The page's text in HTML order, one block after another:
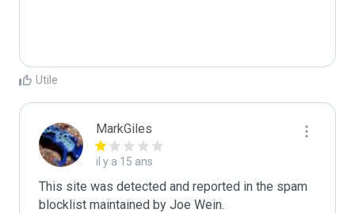
Utile
MarkGiles
il y a 15 ans
This site was detected and reported in the spam
blocklist maintained by Joe Wein.